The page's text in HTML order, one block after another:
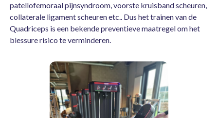
patellofemoraal pijnsyndroom, voorste kruisband scheuren,
collaterale ligament scheuren etc.. Dus het trainen van de
Quadriceps is een bekende preventieve maatregel om het
blessure risico te verminderen.